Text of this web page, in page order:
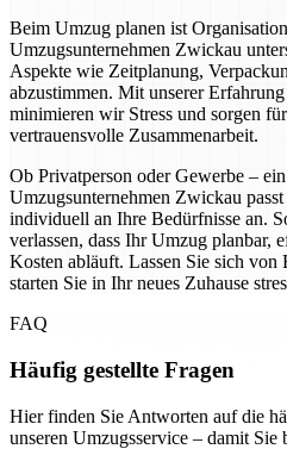
Beim Umzug planen ist
Umzugsunternehmen Zwickau
Aspekte wie Zeitplanung,
abzustimmen. Mit unserer
minimieren wir Stress und sorgen
vertrauensvolle Zusammenarbeit.
Ob Privatperson oder Gewerbe –
Umzugsunternehmen Zwickau
individuell an Ihre Bedürfnisse an.
verlassen, dass Ihr Umzug planbar,
Kosten abläuft. Lassen Sie sich von
starten Sie in Ihr neues Zuhause
FAQ
Häufig gestellte Fragen
Hier finden Sie Antworten auf die
unseren Umzugsservice – damit Sie